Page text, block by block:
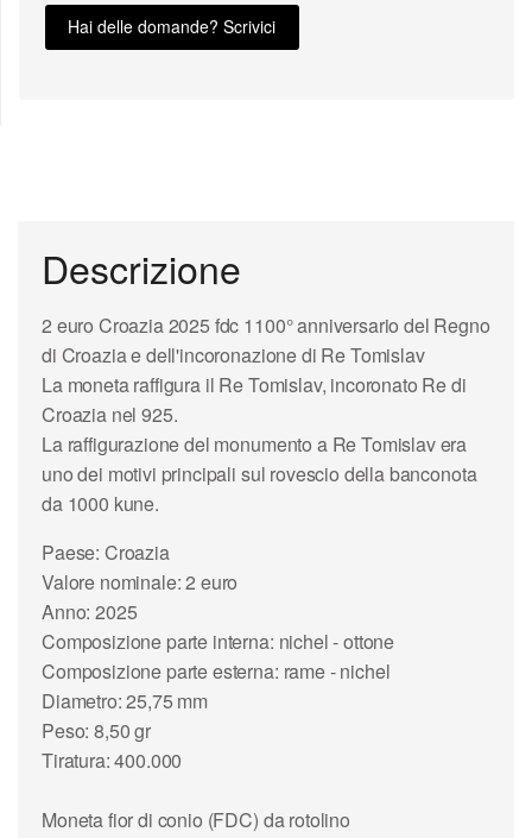
Hai delle domande? Scrivici
Descrizione
2 euro Croazia 2025 fdc 1100° anniversario del Regno
di Croazia e dell'incoronazione di Re Tomislav
La moneta raffigura il Re Tomislav, incoronato Re di
Croazia nel 925.
La raffigurazione del monumento a Re Tomislav era
uno dei motivi principali sul rovescio della banconota
da 1000 kune.
Paese: Croazia
Valore nominale: 2 euro
Anno: 2025
Composizione parte interna: nichel - ottone
Composizione parte esterna: rame - nichel
Diametro: 25,75 mm
Peso: 8,50 gr
Tiratura: 400.000
Moneta fior di conio (FDC) da rotolino